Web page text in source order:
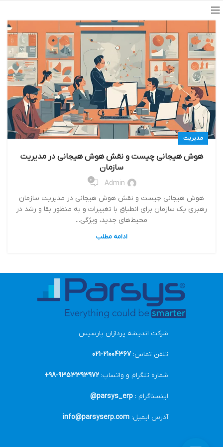
مدیریت
هوش هیجانی چیست و نقش هوش هیجانی در مدیریت
سازمان
Admin
0
هوش هیجانی چیست و نقش هوش هیجانی در مدیریت سازمان
رهبري يك‌ سازمان براي انطباق با تغييرات و به منظور بقا و رشد در
محيط‌هاي جديد، ويژگي...
ادامه مطلب
شرکت اندیشه پردازان پارسیس
تلفن تماس:21004367-021
شماره تلگرام و واتساپ: 9353393972-98+
اینستاگرام : parsys_erp@
آدرس ایمیل: info@parsyserp.com